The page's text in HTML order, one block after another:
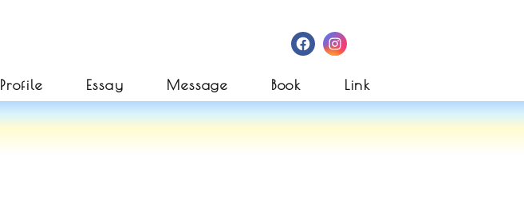
FacebookInstagram
Profile Essay Message Book Link